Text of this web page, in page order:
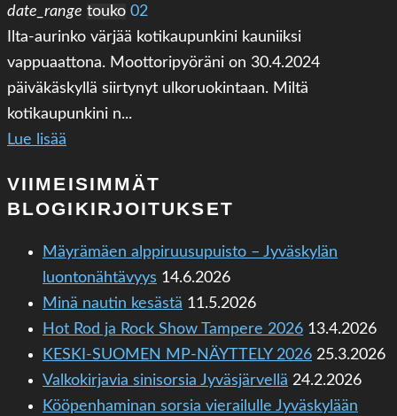
date_range touko 02
Ilta-aurinko värjää kotikaupunkini kauniiksi
vappuaattona. Moottoripyöräni on 30.4.2024
päiväkäskyllä siirtynyt ulkoruokintaan. Miltä
kotikaupunkini n...
Lue lisää
VIIMEISIMMÄT
BLOGIKIRJOITUKSET
Mäyrämäen alppiruusupuisto – Jyväskylän
luontonähtävyys 14.6.2026
Minä nautin kesästä 11.5.2026
Hot Rod ja Rock Show Tampere 2026 13.4.2026
KESKI-SUOMEN MP-NÄYTTELY 2026 25.3.2026
Valkokirjavia sinisorsia Jyväsjärvellä 24.2.2026
Kööpenhaminan sorsia vierailulle Jyväskylään